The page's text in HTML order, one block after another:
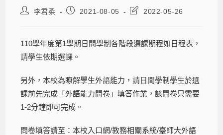
李君柔 2021-08-05 2022-05-26
110學年度第1學期日間學制各階段選課期程如日程表，
請學生依期選課。
另外，本校為瞭解學生外語能力，請日間學制學生於選
課前先完成「外語能力問卷」填答作業，該問卷只需要
1-2分鐘即可完成。
問卷填答請至：本校入口網/教務相關系統/臺師大外語